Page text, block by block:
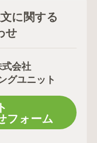
に関する
せ
会社
グユニット
フォーム